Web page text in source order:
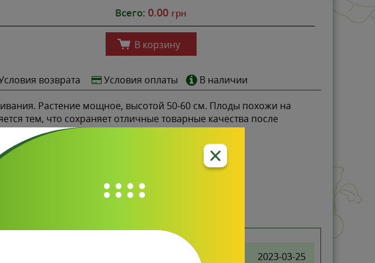
Всего: 0.00 грн
В корзину
возврата Условия оплаты
В наличии
Растение мощное, высотой 50-60 см. Плоды похожи на
тем, что сохраняет отличные товарные качества после
2023-03-25